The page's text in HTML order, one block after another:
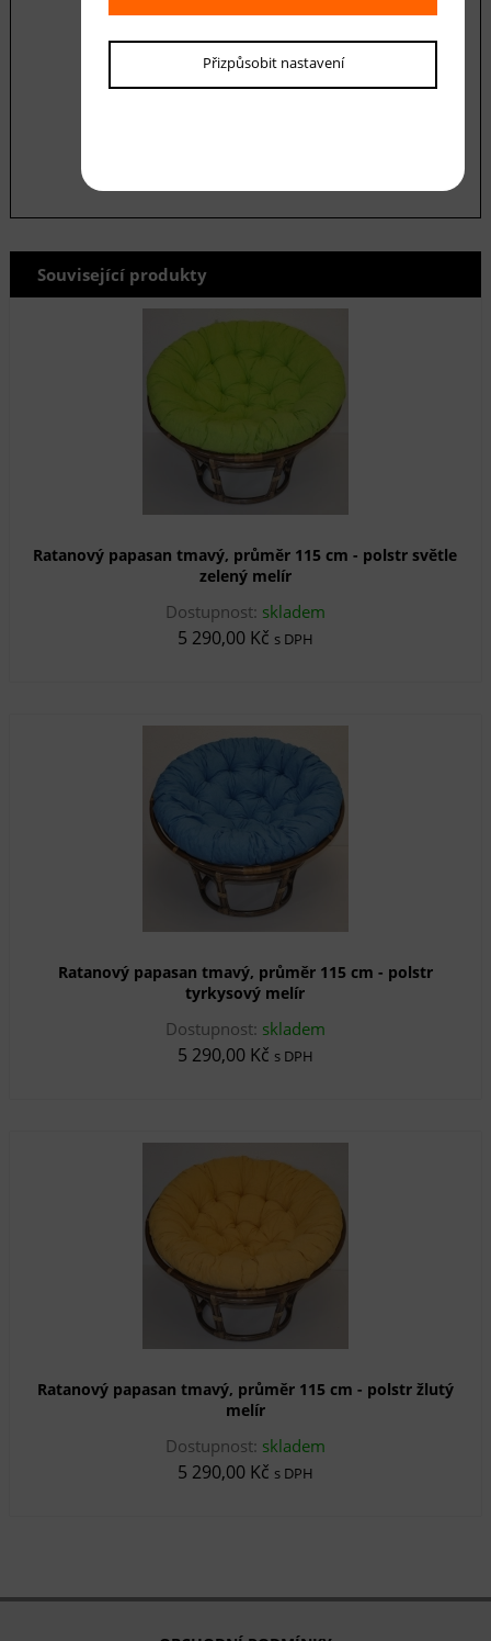
Souhlasím se zásadami ochranyosobních
Související produkty
Ratanový papasan tmavý, průměr 115 cm - polstr světle
zelený melír
Dostupnost: skladem
5 290,00 Kč s DPH
Ratanový papasan tmavý, průměr 115 cm - polstr
tyrkysový melír
Dostupnost: skladem
5 290,00 Kč s DPH
Ratanový papasan tmavý, průměr 115 cm - polstr žlutý
melír
Dostupnost: skladem
5 290,00 Kč s DPH
Přizpůsobit nastavení